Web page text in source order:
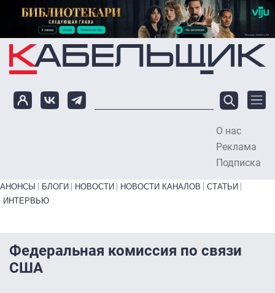
Перейти к основному содержанию
О нас
Реклама
Подписка
Primary links bottom
АНОНСЫ БЛОГИ НОВОСТИ НОВОСТИ КАНАЛОВ
СТАТЬИ
ИНТЕРВЬЮ
Федеральная комиссия по связи
США